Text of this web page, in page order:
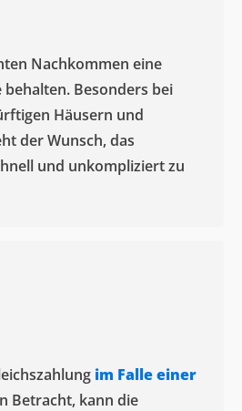
Nachkommen eine
Besonders bei
Häusern und
der Wunsch, das
und unkompliziert zu
im Falle einer
Betracht, kann die